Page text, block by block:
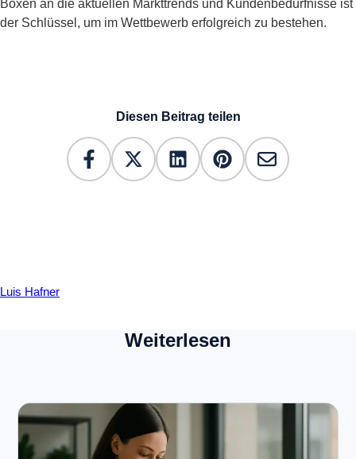
Boxen an die aktuellen Markttrends und Kundenbedürfnisse ist
der Schlüssel, um im Wettbewerb erfolgreich zu bestehen.
Diesen Beitrag teilen
Luis Hafner
Weiterlesen